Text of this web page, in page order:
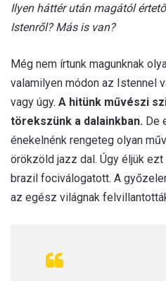
Ilyen háttér után magától
Istenről? Más is van?
Még nem írtunk magunknak
valamilyen módon az Istennel
vagy úgy. A hitünk művészi
törekszünk a dalainkban. De
énekelnénk rengeteg olyan
örökzöld jazz dal. Úgy éljük
brazil fociválogatott. A
az egész világnak